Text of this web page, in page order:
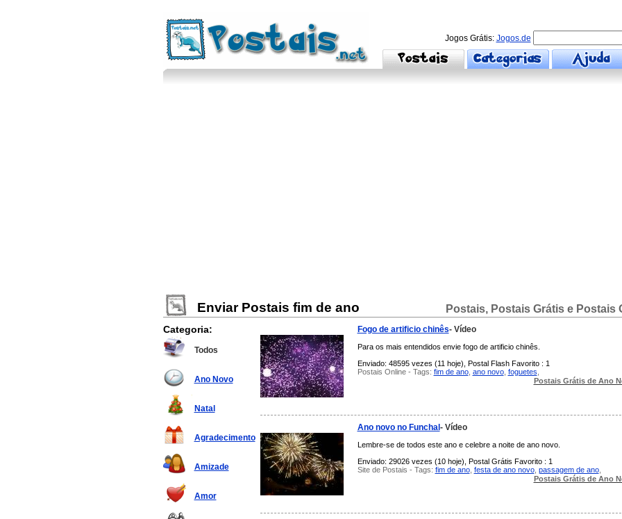
Jogos Grátis: Jogos.de
Enviar Postais fim de ano Postais, Postais Grátis e Postais
Categoria:
Todos
Ano Novo
Natal
Agradecimento
Amizade
Amor
Fogo de artificio chinês- Vídeo
Para os mais entendidos envie fogo de artificio chinês.
Enviado: 48595 vezes (11 hoje), Postal Flash Favorito : 1
Postais Online - Tags: fim de ano, ano novo, foguetes
Postais Grátis de Ano
Ano novo no Funchal - Vídeo
Lembre-se de todos este ano e celebre a noite de ano novo.
Enviado: 29026 vezes (10 hoje), Postal Grátis Favorito : 1
Site de Postais - Tags: fim de ano, festa de ano novo, passagem de ano,
Postais Grátis de Ano